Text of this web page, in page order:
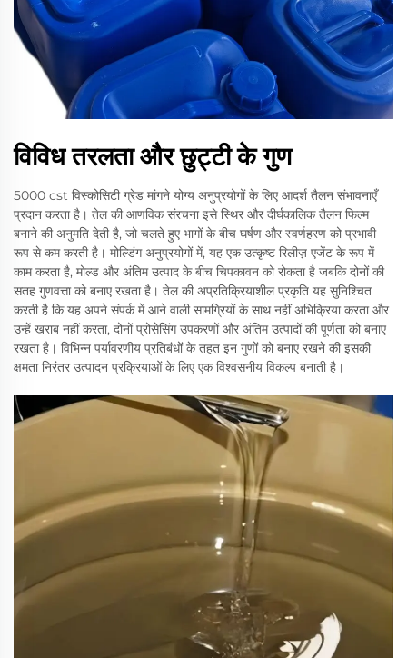
विविध तरलता और छुट्टी के गुण
5000 cst विस्कोसिटी ग्रेड मांगने योग्य अनुप्रयोगों के लिए आदर्श तैलन संभावनाएँ
प्रदान करता है। तेल की आणविक संरचना इसे स्थिर और दीर्घकालिक तैलन फिल्म
बनाने की अनुमति देती है, जो चलते हुए भागों के बीच घर्षण और स्वर्णहरण को प्रभावी
रूप से कम करती है। मोल्डिंग अनुप्रयोगों में, यह एक उत्कृष्ट रिलीज़ एजेंट के रूप में
काम करता है, मोल्ड और अंतिम उत्पाद के बीच चिपकावन को रोकता है जबकि दोनों की
सतह गुणवत्ता को बनाए रखता है। तेल की अप्रतिक्रियाशील प्रकृति यह सुनिश्चित
करती है कि यह अपने संपर्क में आने वाली सामग्रियों के साथ नहीं अभिक्रिया करता और
उन्हें खराब नहीं करता, दोनों प्रोसेसिंग उपकरणों और अंतिम उत्पादों की पूर्णता को बनाए
रखता है। विभिन्न पर्यावरणीय प्रतिबंधों के तहत इन गुणों को बनाए रखने की इसकी
क्षमता निरंतर उत्पादन प्रक्रियाओं के लिए एक विश्वसनीय विकल्प बनाती है।